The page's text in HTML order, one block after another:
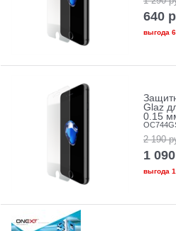
640
выгода
Glaz
0.15
2 190
1 090
выгода